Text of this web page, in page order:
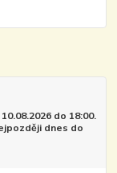
do 18:00.
dnes do